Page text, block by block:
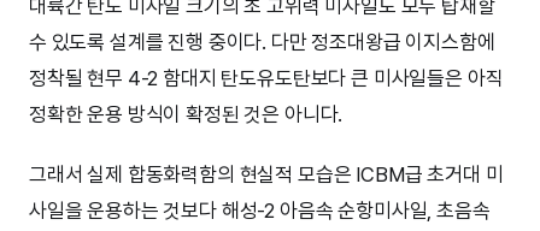
대륙간 탄도 미사일 크기의 초 고위력 미사일도 모두 탑재할
수 있도록 설계를 진행 중이다. 다만 정조대왕급 이지스함에
정착될 현무 4-2 함대지 탄도유도탄보다 큰 미사일들은 아직
정확한 운용 방식이 확정된 것은 아니다.
그래서 실제 합동화력함의 현실적 모습은 ICBM급 초거대 미
사일을 운용하는 것보다 해성-2 아음속 순항미사일, 초음속